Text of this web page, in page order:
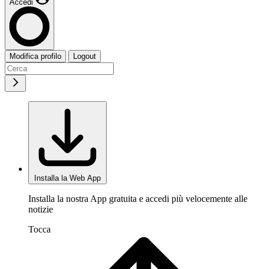
Accedi
Modifica profilo Logout
Installa la Web App
Installa la nostra App gratuita e accedi più velocemente alle
notizie
Tocca